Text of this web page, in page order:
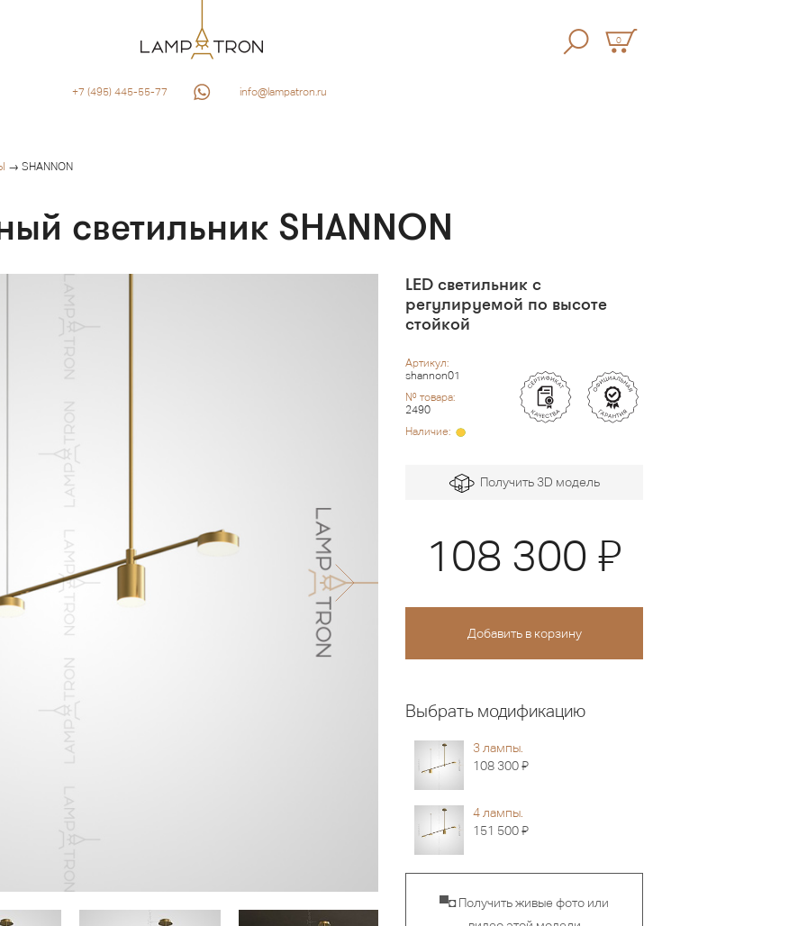
0
+7 (495) 445-55-77 info@lampatron.ru
→ SHANNON
светильник SHANNON
LED светильник с
регулируемой по высоте
стойкой
Артикул:
shannon01
№ товара:
2490
Наличие:
Получить 3D модель
108 300 Я
Выбрать модификацию
3 лампы.
108 300Я
4 лампы.
151 500Я
▀◘ Получить живые фото или